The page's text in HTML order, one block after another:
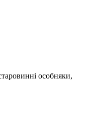
особняки,